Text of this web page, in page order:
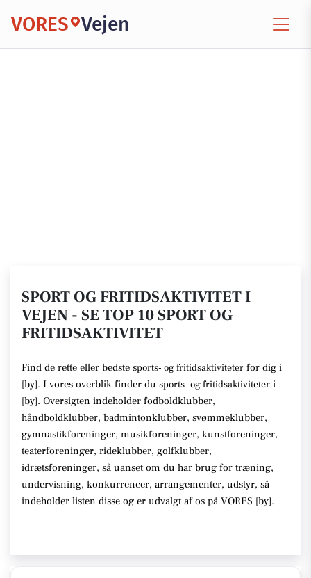
VORES Vejen
SPORT OG FRITIDSAKTIVITET I
VEJEN - SE TOP 10 SPORT OG
FRITIDSAKTIVITET
Find de rette eller bedste sports- og fritidsaktiviteter for dig i
[by]. I vores overblik finder du sports- og fritidsaktiviteter i
[by]. Oversigten indeholder fodboldklubber,
håndboldklubber, badmintonklubber, svømmeklubber,
gymnastikforeninger, musikforeninger, kunstforeninger,
teaterforeninger, rideklubber, golfklubber,
idrætsforeninger, så uanset om du har brug for træning,
undervisning, konkurrencer, arrangementer, udstyr, så
indeholder listen disse og er udvalgt af os på VORES [by].